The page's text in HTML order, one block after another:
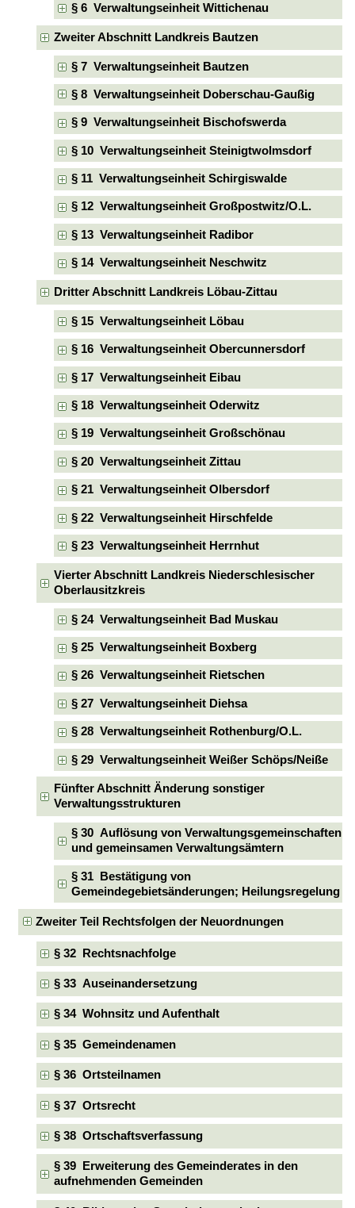
§ 6 Verwaltungseinheit Wittichenau
Zweiter Abschnitt Landkreis Bautzen
§ 7 Verwaltungseinheit Bautzen
§ 8 Verwaltungseinheit Doberschau-Gaußig
§ 9 Verwaltungseinheit Bischofswerda
§ 10 Verwaltungseinheit Steinigtwolmsdorf
§ 11 Verwaltungseinheit Schirgiswalde
§ 12 Verwaltungseinheit Großpostwitz/O.L.
§ 13 Verwaltungseinheit Radibor
§ 14 Verwaltungseinheit Neschwitz
Dritter Abschnitt Landkreis Löbau-Zittau
§ 15 Verwaltungseinheit Löbau
§ 16 Verwaltungseinheit Obercunnersdorf
§ 17 Verwaltungseinheit Eibau
§ 18 Verwaltungseinheit Oderwitz
§ 19 Verwaltungseinheit Großschönau
§ 20 Verwaltungseinheit Zittau
§ 21 Verwaltungseinheit Olbersdorf
§ 22 Verwaltungseinheit Hirschfelde
§ 23 Verwaltungseinheit Herrnhut
Vierter Abschnitt Landkreis Niederschlesischer
Oberlausitzkreis
§ 24 Verwaltungseinheit Bad Muskau
§ 25 Verwaltungseinheit Boxberg
§ 26 Verwaltungseinheit Rietschen
§ 27 Verwaltungseinheit Diehsa
§ 28 Verwaltungseinheit Rothenburg/O.L.
§ 29 Verwaltungseinheit Weißer Schöps/Neiße
Fünfter Abschnitt Änderung sonstiger
Verwaltungsstrukturen
§ 30 Auflösung von Verwaltungsgemeinschaften
und gemeinsamen Verwaltungsämtern
§ 31 Bestätigung von
Gemeindegebietsänderungen; Heilungsregelung
Zweiter Teil Rechtsfolgen der Neuordnungen
§ 32 Rechtsnachfolge
§ 33 Auseinandersetzung
§ 34 Wohnsitz und Aufenthalt
§ 35 Gemeindenamen
§ 36 Ortsteilnamen
§ 37 Ortsrecht
§ 38 Ortschaftsverfassung
§ 39 Erweiterung des Gemeinderates in den
aufnehmenden Gemeinden